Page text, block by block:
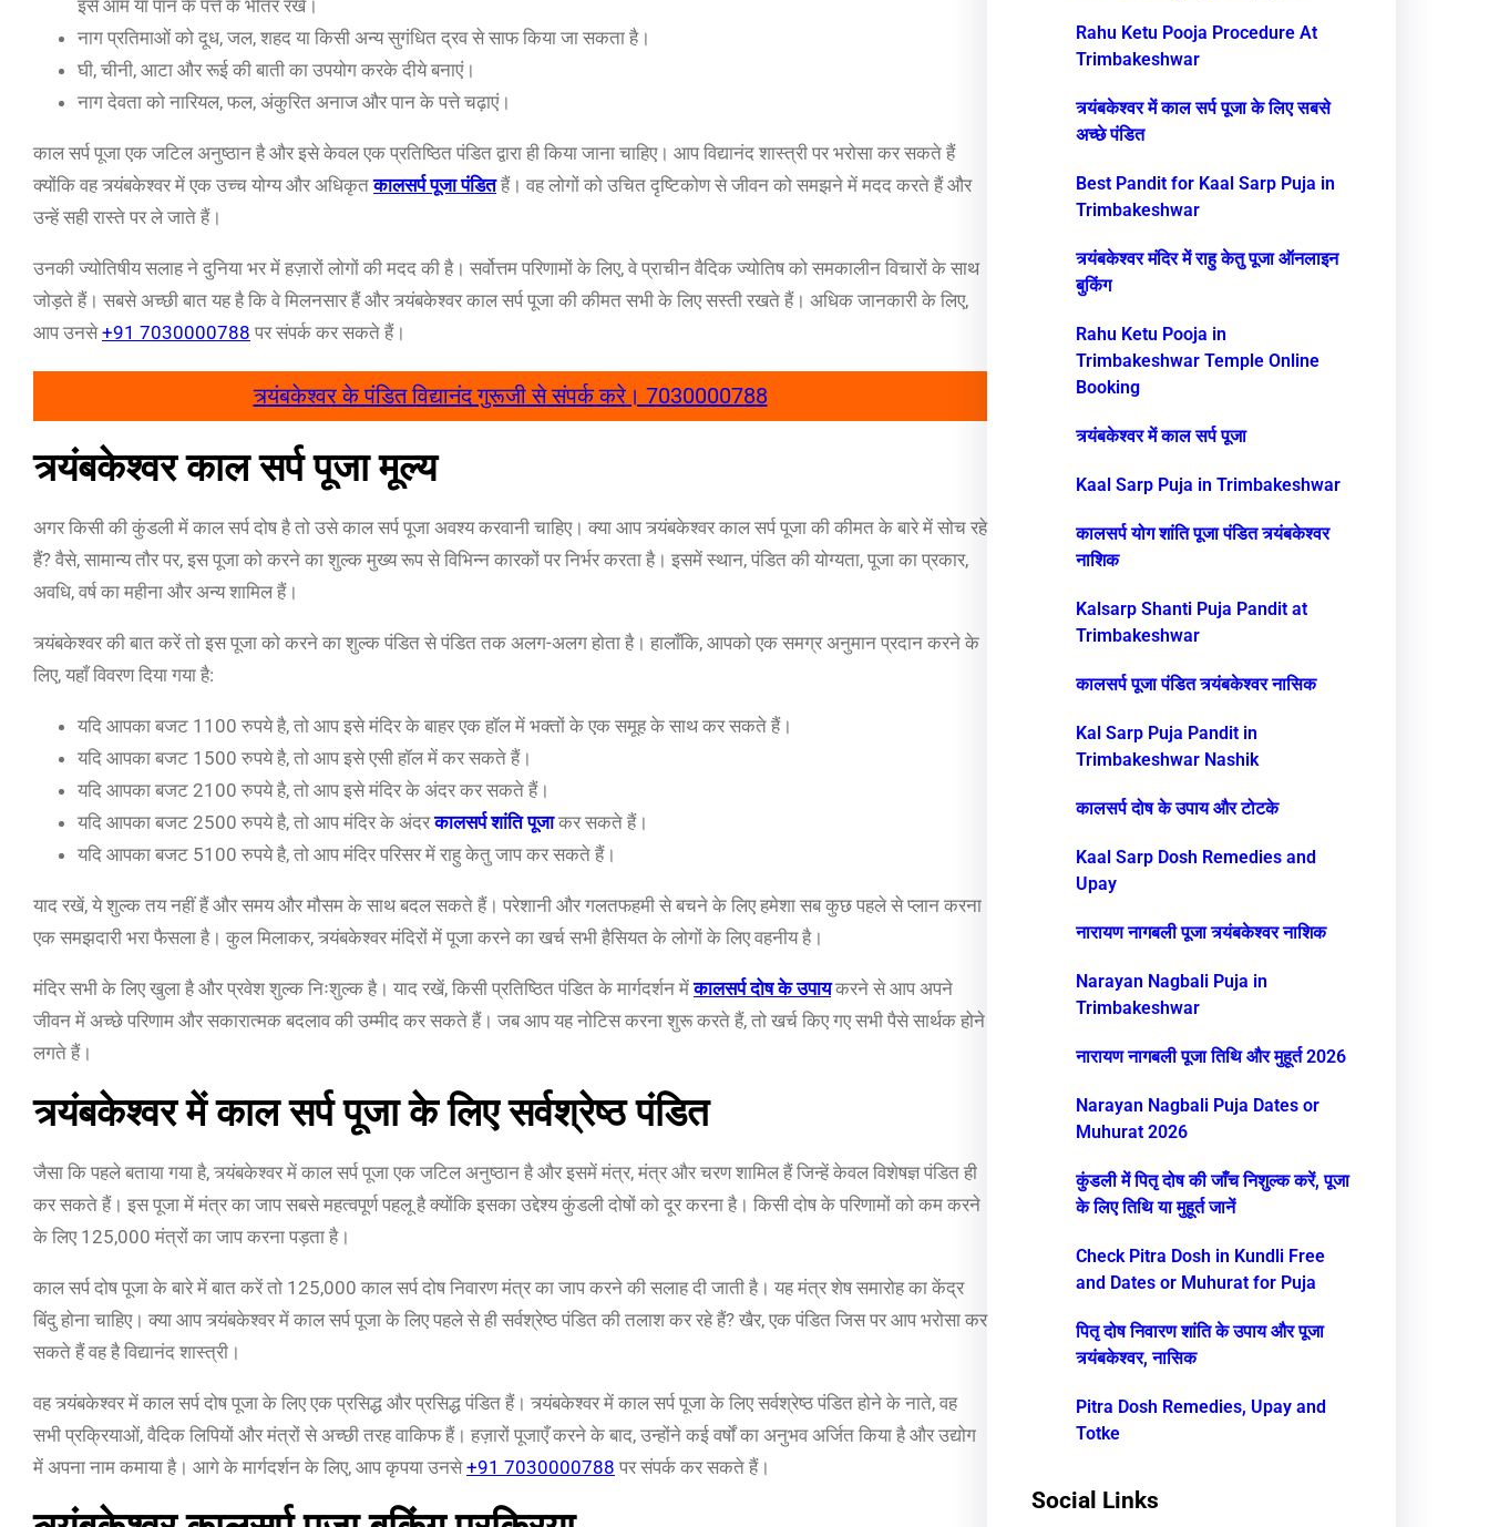
इसे आम या पान के पत्ते के भीतर रखें।
नाग प्रतिमाओं को दूध, जल, शहद या किसी अन्य सुगंधित द्रव से साफ किया जा सकता है।
घी, चीनी, आटा और रूई की बाती का उपयोग करके दीये बनाएं।
नाग देवता को नारियल, फल, अंकुरित अनाज और पान के पत्ते चढ़ाएं।
काल सर्प पूजा एक जटिल अनुष्ठान है और इसे केवल एक प्रतिष्ठित पंडित द्वारा ही किया जाना चाहिए। आप विद्यानंद शास्त्री पर भरोसा कर सकते हैं
क्योंकि वह त्र्यंबकेश्वर में एक उच्च योग्य और अधिकृतकालसर्प पूजा पंडितहैं। वह लोगों को उचित दृष्टिकोण से जीवन को समझने में मदद करते हैं और
उन्हें सही रास्ते पर ले जाते हैं।
उनकी ज्योतिषीय सलाह ने दुनिया भर में हज़ारों लोगों की मदद की है। सर्वोत्तम परिणामों के लिए, वे प्राचीन वैदिक ज्योतिष को समकालीन विचारों के साथ
जोड़ते हैं। सबसे अच्छी बात यह है कि वे मिलनसार हैं और त्र्यंबकेश्वर काल सर्प पूजा की कीमत सभी के लिए सस्ती रखते हैं। अधिक जानकारी के लिए,
आप उनसे+91 7030000788 पर संपर्क कर सकते हैं।
त्र्यंबकेश्वर के पंडित विद्यानंद गुरूजी से संपर्क करे। 7030000788
त्र्यंबकेश्वर काल सर्प पूजा मूल्य
अगर किसी की कुंडली में काल सर्प दोष है तो उसे काल सर्प पूजा अवश्य करवानी चाहिए। क्या आप त्र्यंबकेश्वर काल सर्प पूजा की कीमत के बारे में सोच रहे
हैं? वैसे, सामान्य तौर पर, इस पूजा को करने का शुल्क मुख्य रूप से विभिन्न कारकों पर निर्भर करता है। इसमें स्थान, पंडित की योग्यता, पूजा का प्रकार,
अवधि, वर्ष का महीना और अन्य शामिल हैं।
त्र्यंबकेश्वर की बात करें तो इस पूजा को करने का शुल्क पंडित से पंडित तक अलग-अलग होता है। हालाँकि, आपको एक समग्र अनुमान प्रदान करने के
लिए, यहाँ विवरण दिया गया है:
यदि आपका बजट 1100 रुपये है, तो आप इसे मंदिर के बाहर एक हॉल में भक्तों के एक समूह के साथ कर सकते हैं।
यदि आपका बजट 1500 रुपये है, तो आप इसे एसी हॉल में कर सकते हैं।
यदि आपका बजट 2100 रुपये है, तो आप इसे मंदिर के अंदर कर सकते हैं।
यदि आपका बजट 2500 रुपये है, तो आप मंदिर के अंदरकालसर्प शांति पूजाकर सकते हैं।
यदि आपका बजट 5100 रुपये है, तो आप मंदिर परिसर में राहु केतु जाप कर सकते हैं।
याद रखें, ये शुल्क तय नहीं हैं और समय और मौसम के साथ बदल सकते हैं। परेशानी और गलतफहमी से बचने के लिए हमेशा सब कुछ पहले से प्लान करना
एक समझदारी भरा फैसला है। कुल मिलाकर, त्र्यंबकेश्वर मंदिरों में पूजा करने का खर्च सभी हैसियत के लोगों के लिए वहनीय है।
मंदिर सभी के लिए खुला है और प्रवेश शुल्क निःशुल्क है। याद रखें, किसी प्रतिष्ठित पंडित के मार्गदर्शन मेंकालसर्प दोष के उपायकरने से आप अपने
जीवन में अच्छे परिणाम और सकारात्मक बदलाव की उम्मीद कर सकते हैं। जब आप यह नोटिस करना शुरू करते हैं, तो खर्च किए गए सभी पैसे सार्थक होने
लगते हैं।
त्र्यंबकेश्वर में काल सर्प पूजा के लिए सर्वश्रेष्ठ पंडित
जैसा कि पहले बताया गया है, त्र्यंबकेश्वर में काल सर्प पूजा एक जटिल अनुष्ठान है और इसमें मंत्र, मंत्र और चरण शामिल हैं जिन्हें केवल विशेषज्ञ पंडित ही
कर सकते हैं। इस पूजा में मंत्र का जाप सबसे महत्वपूर्ण पहलू है क्योंकि इसका उद्देश्य कुंडली दोषों को दूर करना है। किसी दोष के परिणामों को कम करने
के लिए 125,000 मंत्रों का जाप करना पड़ता है।
काल सर्प दोष पूजा के बारे में बात करें तो 125,000 काल सर्प दोष निवारण मंत्र का जाप करने की सलाह दी जाती है। यह मंत्र शेष समारोह का केंद्र
बिंदु होना चाहिए। क्या आप त्र्यंबकेश्वर में काल सर्प पूजा के लिए पहले से ही सर्वश्रेष्ठ पंडित की तलाश कर रहे हैं? खैर, एक पंडित जिस पर आप भरोसा कर
सकते हैं वह है विद्यानंद शास्त्री।
वह त्र्यंबकेश्वर में काल सर्प दोष पूजा के लिए एक प्रसिद्ध और प्रसिद्ध पंडित हैं। त्र्यंबकेश्वर में काल सर्प पूजा के लिए सर्वश्रेष्ठ पंडित होने के नाते, वह
सभी प्रक्रियाओं, वैदिक लिपियों और मंत्रों से अच्छी तरह वाकिफ हैं। हज़ारों पूजाएँ करने के बाद, उन्होंने कई वर्षों का अनुभव अर्जित किया है और उद्योग
में अपना नाम कमाया है। आगे के मार्गदर्शन के लिए, आप कृपया उनसे+91 7030000788 पर संपर्क कर सकते हैं।
Rahu Ketu Pooja Procedure At
Trimbakeshwar
त्र्यंबकेश्वर में काल सर्प पूजा के लिए सबसे
अच्छे पंडित
Best Pandit for Kaal Sarp Puja in
Trimbakeshwar
त्र्यंबकेश्वर मंदिर में राहु केतु पूजा ऑनलाइन
बुकिंग
Rahu Ketu Pooja in
Trimbakeshwar Temple Online
Booking
त्र्यंबकेश्वर में काल सर्प पूजा
Kaal Sarp Puja in Trimbakeshwar
कालसर्प योग शांति पूजा पंडित त्र्यंबकेश्वर
नाशिक
Kalsarp Shanti Puja Pandit at
Trimbakeshwar
कालसर्प पूजा पंडित त्र्यंबकेश्वर नासिक
Kal Sarp Puja Pandit in
Trimbakeshwar Nashik
कालसर्प दोष के उपाय और टोटके
Kaal Sarp Dosh Remedies and
Upay
नारायण नागबली पूजा त्र्यंबकेश्वर नाशिक
Narayan Nagbali Puja in
Trimbakeshwar
नारायण नागबली पूजा तिथि और मुहूर्त 2026
Narayan Nagbali Puja Dates or
Muhurat 2026
कुंडली में पितृ दोष की जाँच निशुल्क करें, पूजा
के लिए तिथि या मुहूर्त जानें
Check Pitra Dosh in Kundli Free
and Dates or Muhurat for Puja
पितृ दोष निवारण शांति के उपाय और पूजा
त्र्यंबकेश्वर, नासिक
Pitra Dosh Remedies, Upay and
Totke
Social Links